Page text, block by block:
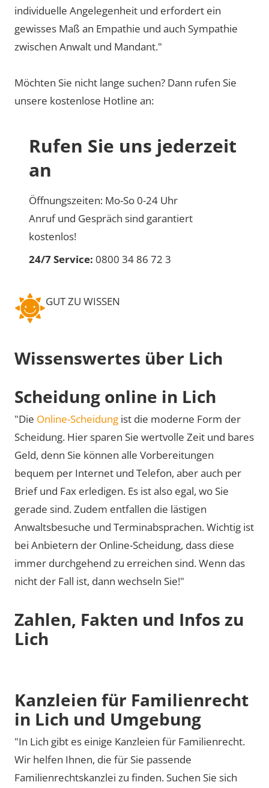
individuelle Angelegenheit und erfordert ein
gewisses Maß an Empathie und auch Sympathie
zwischen Anwalt und Mandant."
Möchten Sie nicht lange suchen? Dann rufen Sie
unsere kostenlose Hotline an:
Rufen Sie uns jederzeit
an
Öffnungszeiten: Mo-So 0-24 Uhr
Anruf und Gespräch sind garantiert
kostenlos!
24/7 Service: 0800 34 86 72 3
GUT ZU WISSEN
Wissenswertes über Lich
Scheidung online in Lich
"Die Online-Scheidung ist die moderne Form der
Scheidung. Hier sparen Sie wertvolle Zeit und bares
Geld, denn Sie können alle Vorbereitungen
bequem per Internet und Telefon, aber auch per
Brief und Fax erledigen. Es ist also egal, wo Sie
gerade sind. Zudem entfallen die lästigen
Anwaltsbesuche und Terminabsprachen. Wichtig ist
bei Anbietern der Online-Scheidung, dass diese
immer durchgehend zu erreichen sind. Wenn das
nicht der Fall ist, dann wechseln Sie!"
Zahlen, Fakten und Infos zu
Lich
Kanzleien für Familienrecht
in Lich und Umgebung
"In Lich gibt es einige Kanzleien für Familienrecht.
Wir helfen Ihnen, die für Sie passende
Familienrechtskanzlei zu finden. Suchen Sie sich